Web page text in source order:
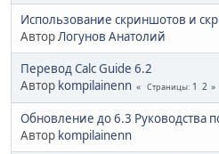
Использование скриншотов и
Автор Логунов Анатолий
Перевод Calc Guide 6.2
Автор kompilainenn Страницы 1 2
Обновление до 6.3 Руководства
Автор kompilainenn